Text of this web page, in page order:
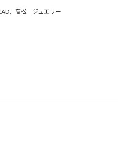
、高松 ジュエリー